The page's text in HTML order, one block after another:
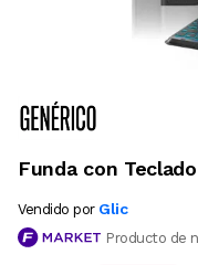
Funda con
Vendido por Glic
Producto de